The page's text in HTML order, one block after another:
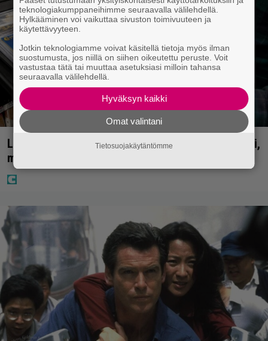
Lapset ostivat isälle lahjaksi arvan – päävoitto tuli,
mutta miten sitten kävikään
teknologiakumppaneihimme seuraavalla välilehdellä.
Hylkääminen voi vaikuttaa sivuston toimivuuteen ja
käytettävyyteen.
Jotkin teknologiamme voivat käsitellä tietoja myös ilman
suostumusta, jos niillä on siihen oikeutettu peruste. Voit
vastustaa tätä tai muuttaa asetuksiasi milloin tahansa
seuraavalla välilehdellä.
Hyväksyn kaikki
Omat valintani
Tietosuojakäytäntömme